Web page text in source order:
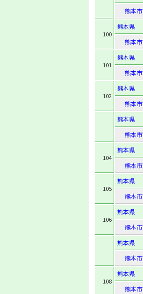
熊本市
100
熊本県
熊本市
101
熊本県
熊本市
102
熊本県
熊本市
熊本県
熊本市
104
熊本県
熊本市
105
熊本県
熊本市
106
熊本県
熊本市
熊本県
熊本市
108
熊本県
熊本市